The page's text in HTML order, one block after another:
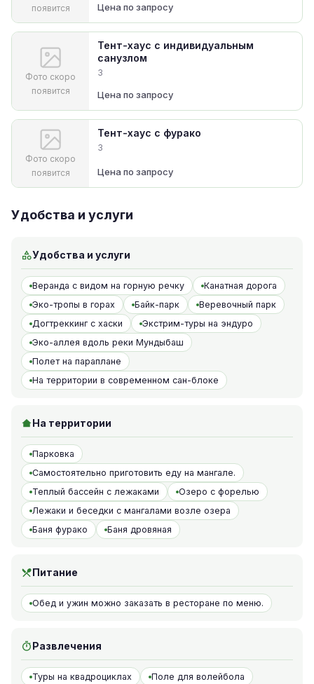
появится
Цена по запросу
Фото скоро
появится
Тент-хаус с индивидуальным
санузлом
3
Цена по запросу
Фото скоро
появится
Тент-хаус с фурако
3
Цена по запросу
Удобства и услуги
Удобства и услуги
Веранда с видом на горную речку
Канатная дорога
Эко-тропы в горах
Байк-парк
Веревочный парк
Догтреккинг с хаски
Экстрим-туры на эндуро
Эко-аллея вдоль реки Мундыбаш
Полет на параплане
На территории в современном сан-блоке
На территории
Парковка
Самостоятельно приготовить еду на мангале.
Теплый бассейн с лежаками
Озеро с форелью
Лежаки и беседки с мангалами возле озера
Баня фурако
Баня дровяная
Питание
Обед и ужин можно заказать в ресторане по меню.
Развлечения
Туры на квадроциклах Поле для волейбола